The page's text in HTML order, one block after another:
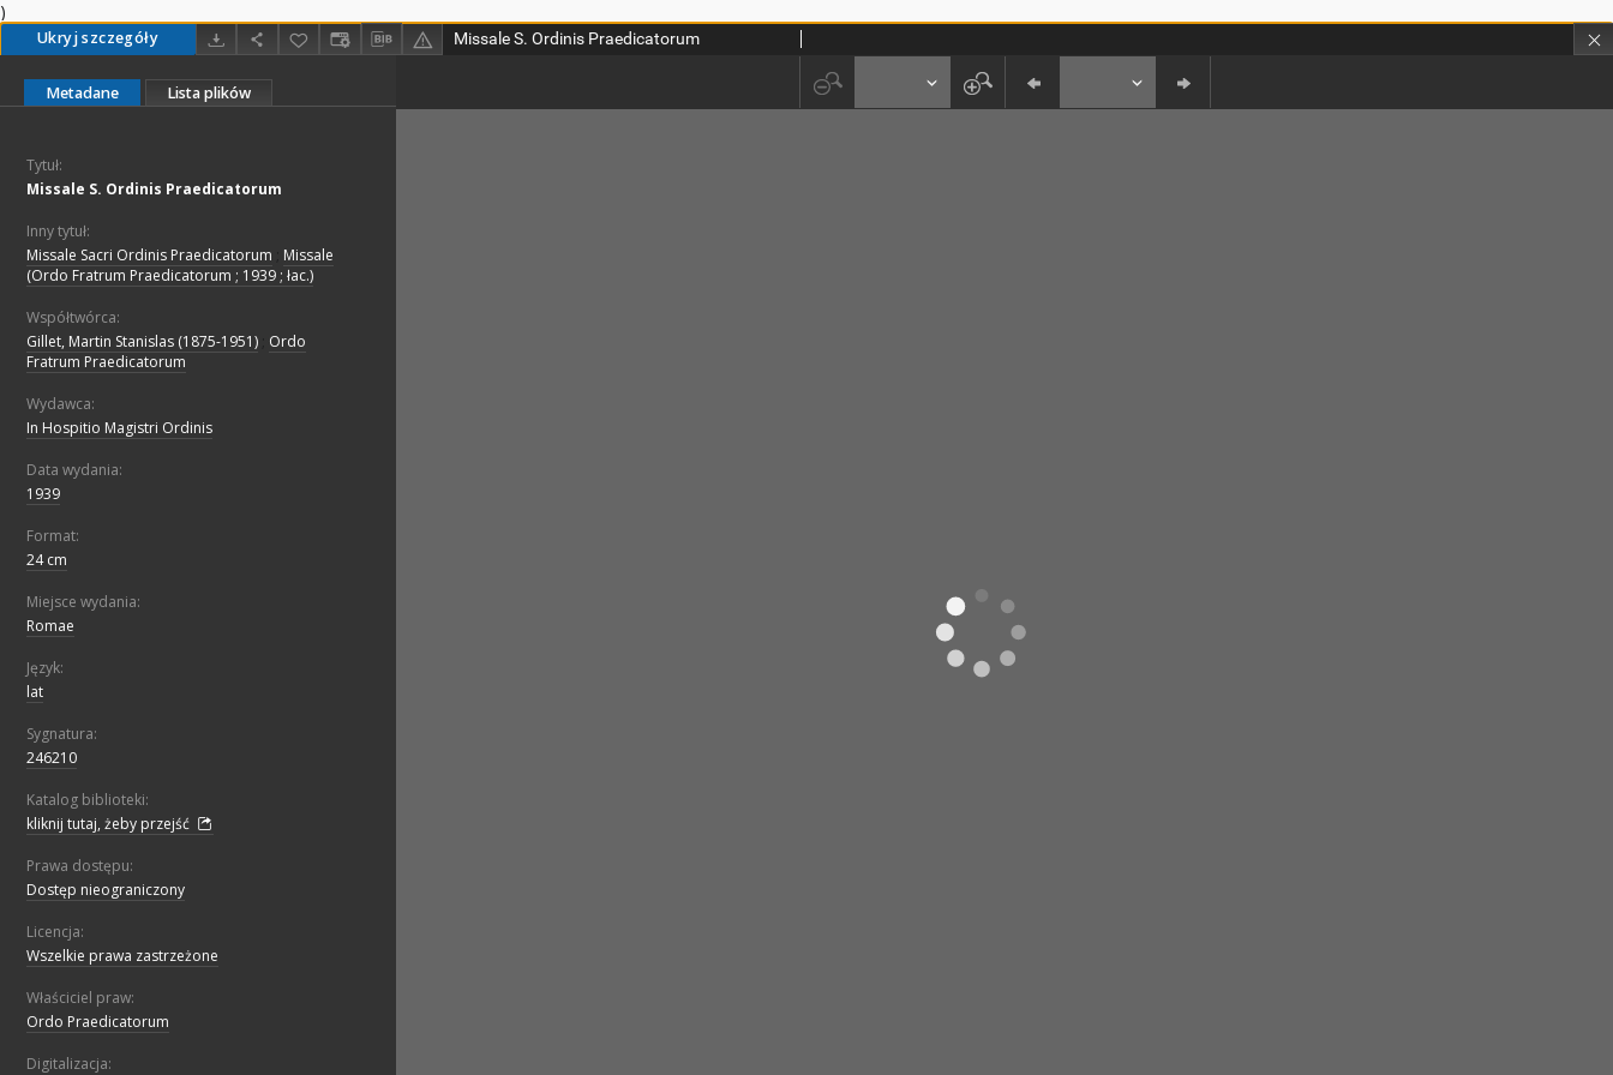
)
Ukryj szczegóły Missale S. Ordinis Praedicatorum
Metadane Lista plików
Tytuł:
Missale S. Ordinis Praedicatorum
Inny tytuł:
Missale Sacri Ordinis Praedicatorum
Missale
(Ordo Fratrum Praedicatorum ; 1939 ; łac.)
Współtwórca:
Gillet, Martin Stanislas (1875-1951) Ordo
Fratrum Praedicatorum
Wydawca:
In Hospitio Magistri Ordinis
Data wydania:
1939
Format:
24 cm
Miejsce wydania:
Romae
Język:
lat
Sygnatura:
246210
Katalog biblioteki:
kliknij tutaj, żeby przejść
Prawa dostępu:
Dostęp nieograniczony
Licencja:
Wszelkie prawa zastrzeżone
Właściciel praw:
Ordo Praedicatorum
Digitalizacja: